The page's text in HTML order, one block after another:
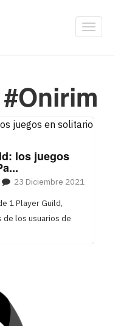
los juegos
23 Diciembre 2021
1 Player Guild,
los usuarios de